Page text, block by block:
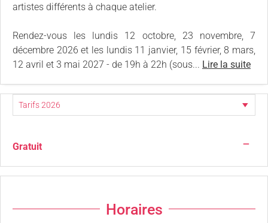
artistes différents à chaque atelier.
Rendez-vous les lundis 12 octobre, 23 novembre, 7
décembre 2026 et les lundis 11 janvier, 15 février, 8 mars,
12 avril et 3 mai 2027 - de 19h à 22h (sous... Lire la suite
Gratuit —
Horaires